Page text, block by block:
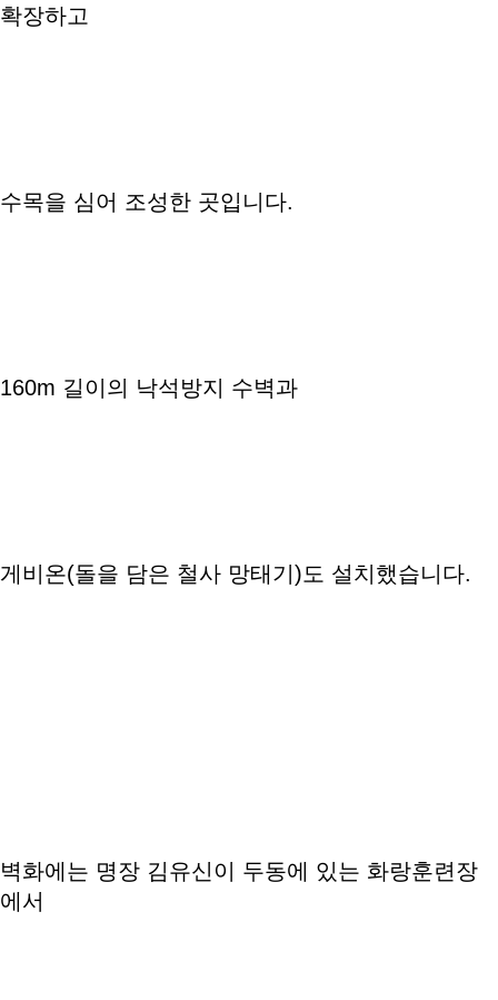
확장하고
수목을 심어 조성한 곳입니다.
160m 길이의 낙석방지 수벽과
게비온(돌을 담은 철사 망태기)도 설치했습니다.
벽화에는 명장 김유신이 두동에 있는 화랑훈련장
에서